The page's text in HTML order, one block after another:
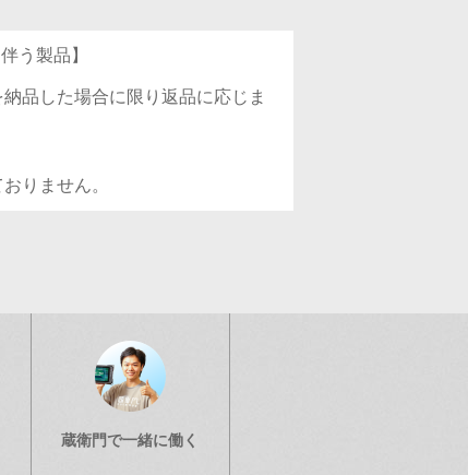
う製品】
品した場合に限り返品に応じま
りません。